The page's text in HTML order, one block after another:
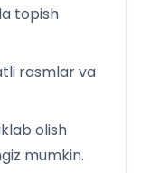
topish
rasmlar va
olish
mumkin.